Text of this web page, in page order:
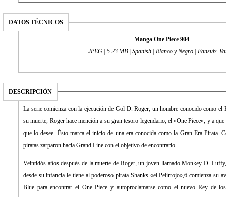
DATOS TÉCNICOS
Manga One Piece 904
JPEG | 5.23 MB | Spanish | Blanco y Negro | Fansub:
DESCRIPCIÓN
La serie comienza con la ejecución de Gol D. Roger, un hombre conocido como el
su muerte, Roger hace mención a su gran tesoro legendario, el «One Piece», y a
que lo desee. Ésto marca el inicio de una era conocida como la Gran Era Pirata.
piratas zarparon hacia Grand Line con el objetivo de encontrarlo.
Veintidós años después de la muerte de Roger, un joven llamado Monkey D.
desde su infancia le tiene al poderoso pirata Shanks «el Pelirrojo»,6 comienza su
Blue para encontrar el One Piece y autoproclamarse como el nuevo Rey de